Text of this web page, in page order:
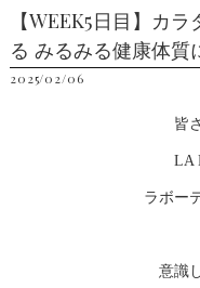
【WEEK5日目】カ
る みるみる健康体質
2025/02/06
皆
LA
ラボー
意識